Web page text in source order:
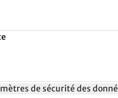
de sécurité des